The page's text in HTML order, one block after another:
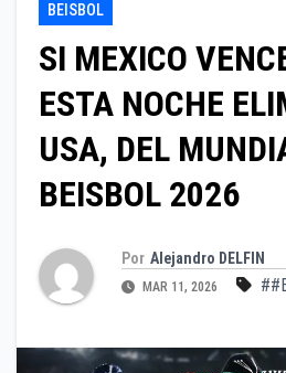
BEISBOL
SI MEXICO
ESTA NOCHE
USA, DEL
BEISBOL 2026
Por Alejandro DELFIN
MAR 11, 2026